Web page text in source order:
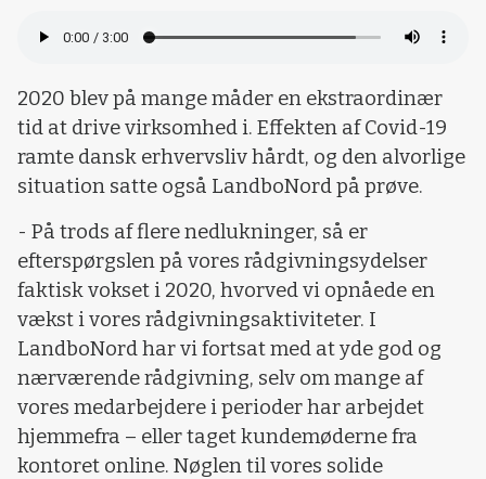
2020 blev på mange måder en ekstraordinær
tid at drive virksomhed i. Effekten af Covid-19
ramte dansk erhvervsliv hårdt, og den alvorlige
situation satte også LandboNord på prøve.
- På trods af flere nedlukninger, så er
efterspørgslen på vores rådgivningsydelser
faktisk vokset i 2020, hvorved vi opnåede en
vækst i vores rådgivningsaktiviteter. I
LandboNord har vi fortsat med at yde god og
nærværende rådgivning, selv om mange af
vores medarbejdere i perioder har arbejdet
hjemmefra – eller taget kundemøderne fra
kontoret online. Nøglen til vores solide